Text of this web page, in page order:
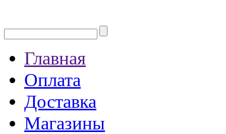
Главная
Оплата
Доставка
Магазины